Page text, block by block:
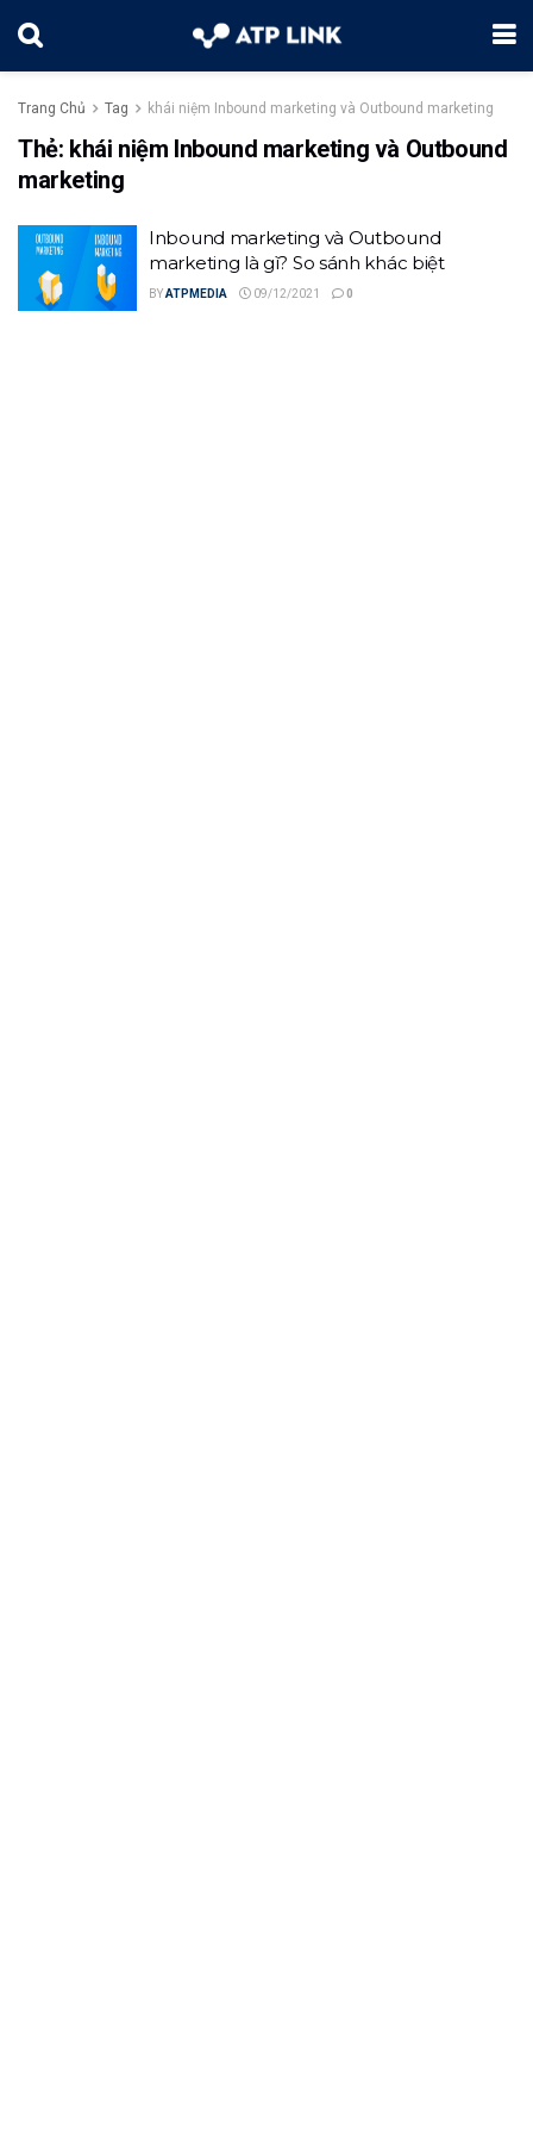
Trang Chủ Tag khái niệm Inbound marketing và Outbound marketing
Thẻ: khái niệm Inbound marketing và Outbound
marketing
Inbound marketing và Outbound
marketing là gì? So sánh khác biệt
BYATPMEDIA 09/12/2021 0